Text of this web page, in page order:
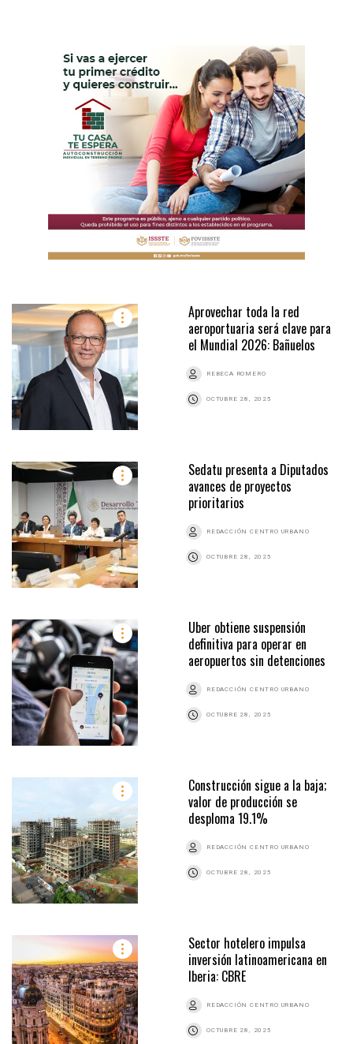
Aprovechar toda la red
aeroportuaria será clave para
el Mundial 2026: Bañuelos
REBECA ROMERO
OCTUBRE 28, 2025
Sedatu presenta a Diputados
avances de proyectos
prioritarios
REDACCIÓN CENTRO URBANO
OCTUBRE 28, 2025
Uber obtiene suspensión
definitiva para operar en
aeropuertos sin detenciones
REDACCIÓN CENTRO URBANO
OCTUBRE 28, 2025
Construcción sigue a la baja;
valor de producción se
desploma 19.1%
REDACCIÓN CENTRO URBANO
OCTUBRE 28, 2025
Sector hotelero impulsa
inversión latinoamericana en
Iberia: CBRE
REDACCIÓN CENTRO URBANO
OCTUBRE 28, 2025